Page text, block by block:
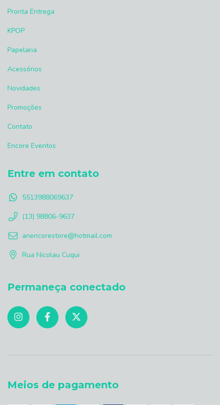
Pronta Entrega
KPOP
Papelaria
Acessórios
Novidades
Promoções
Contato
Encore Eventos
Entre em contato
5513988069637
(13) 98806-9637
anencorestore@hotmail.com
Rua Nicolau Cuqui
Permaneça conectado
Meios de pagamento